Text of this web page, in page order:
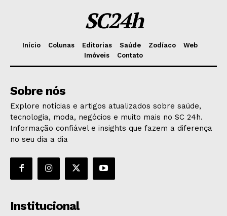
SC24h
Início Colunas Editorias Saúde Zodíaco
Web
Imóveis
Contato
Sobre nós
Explore notícias e artigos atualizados sobre saúde,
tecnologia, moda, negócios e muito mais no SC 24h.
Informação confiável e insights que fazem a diferença
no seu dia a dia
Institucional